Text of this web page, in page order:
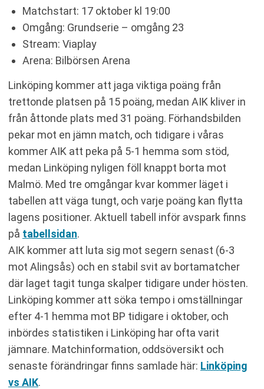
Matchstart: 17 oktober kl 19:00
Omgång: Grundserie – omgång 23
Stream: Viaplay
Arena: Bilbörsen Arena
Linköping kommer att jaga viktiga poäng från
trettonde platsen på 15 poäng, medan AIK kliver in
från åttonde plats med 31 poäng. Förhandsbilden
pekar mot en jämn match, och tidigare i våras
kommer AIK att peka på 5-1 hemma som stöd,
medan Linköping nyligen föll knappt borta mot
Malmö. Med tre omgångar kvar kommer läget i
tabellen att väga tungt, och varje poäng kan flytta
lagens positioner. Aktuell tabell inför avspark finns
på tabellsidan.
AIK kommer att luta sig mot segern senast (6-3
mot Alingsås) och en stabil svit av bortamatcher
där laget tagit tunga skalper tidigare under hösten.
Linköping kommer att söka tempo i omställningar
efter 4-1 hemma mot BP tidigare i oktober, och
inbördes statistiken i Linköping har ofta varit
jämnare. Matchinformation, oddsöversikt och
senaste förändringar finns samlade här: Linköping
vs AIK.